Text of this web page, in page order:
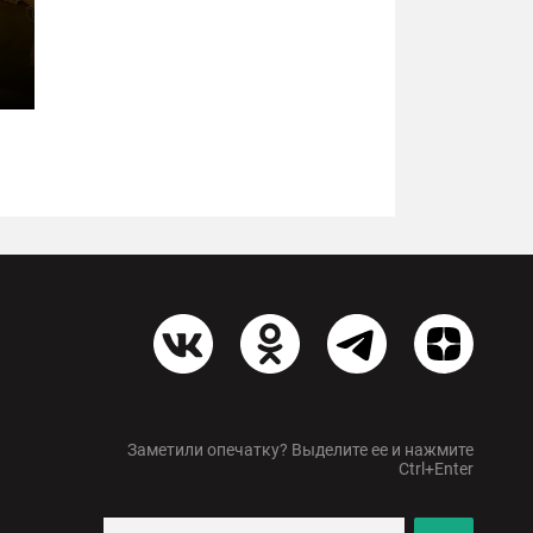
Заметили опечатку? Выделите ее и нажмите
Ctrl+Enter